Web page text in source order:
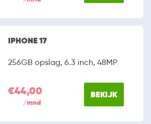
IPHONE 17
256GB opslag, 6.3 inch, 48MP
€44,00
/mnd
BEKIJK